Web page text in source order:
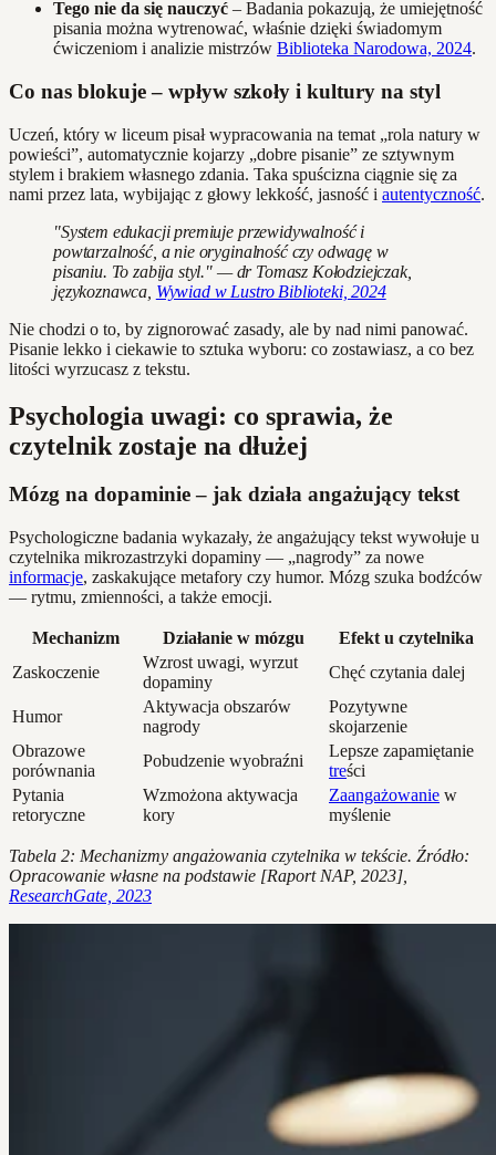
Tego nie da się nauczyć – Badania pokazują, że umiejętność
pisania można wytrenować, właśnie dzięki świadomym
ćwiczeniom i analizie mistrzów Biblioteka Narodowa, 2024.
Co nas blokuje – wpływ szkoły i kultury na styl
Uczeń, który w liceum pisał wypracowania na temat „rola natury w
powieści”, automatycznie kojarzy „dobre pisanie” ze sztywnym
stylem i brakiem własnego zdania. Taka spuścizna ciągnie się za
nami przez lata, wybijając z głowy lekkość, jasność i autentyczność.
"System edukacji premiuje przewidywalność i
powtarzalność, a nie oryginalność czy odwagę w
pisaniu. To zabija styl." — dr Tomasz Kołodziejczak,
językoznawca, Wywiad w Lustro Biblioteki, 2024
Nie chodzi o to, by zignorować zasady, ale by nad nimi panować.
Pisanie lekko i ciekawie to sztuka wyboru: co zostawiasz, a co bez
litości wyrzucasz z tekstu.
Psychologia uwagi: co sprawia, że
czytelnik zostaje na dłużej
Mózg na dopaminie – jak działa angażujący tekst
Psychologiczne badania wykazały, że angażujący tekst wywołuje u
czytelnika mikrozastrzyki dopaminy — „nagrody” za nowe
informacje, zaskakujące metafory czy humor. Mózg szuka bodźców
— rytmu, zmienności, a także emocji.
Mechanizm Działanie w mózgu
Efekt u czytelnika
Zaskoczenie
Wzrost uwagi, wyrzut
dopaminy
Chęć czytania dalej
Humor
Aktywacja obszarów
nagrody
Pozytywne
skojarzenie
Obrazowe
porównania
Pobudzenie wyobraźni
Lepsze zapamiętanie
treści
Pytania
retoryczne
Wzmożona aktywacja
kory
Zaangażowanie w
myślenie
Tabela 2: Mechanizmy angażowania czytelnika w tekście. Źródło:
Opracowanie własne na podstawie [Raport NAP, 2023],
ResearchGate, 2023